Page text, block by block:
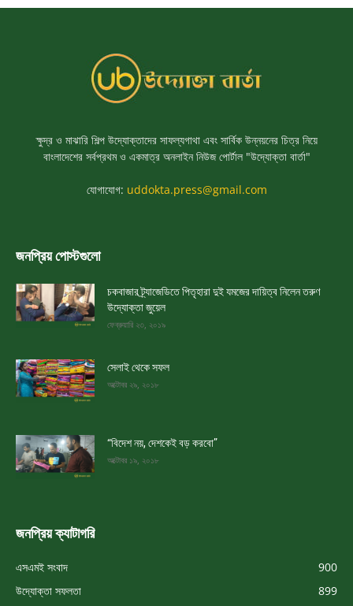
ক্ষুদ্র ও মাঝারি শিল্প উদ্যোক্তাদের সাফল্যগাথা এবং সার্বিক উন্নয়নের চিত্র নিয়ে
বাংলাদেশের সর্বপ্রথম ও একমাত্র অনলাইন নিউজ পোর্টাল "উদ্যোক্তা বার্তা"
যোগাযোগ: uddokta.press@gmail.com
জনপ্রিয় পোস্টগুলো
চকবাজার ট্র্যাজেডিতে পিতৃহারা দুই যমজের দায়িত্ব নিলেন তরুণ
উদ্যোক্তা জুয়েল
ফেব্রুয়ারি ২৩, ২০১৯
সেলাই থেকে সফল
অক্টোবর ২৯, ২০১৮
“বিদেশ নয়, দেশকেই বড় করবো”
অক্টোবর ১৯, ২০১৮
জনপ্রিয় ক্যাটাগরি
এসএমই সংবাদ
900
উদ্যোক্তা সফলতা
899